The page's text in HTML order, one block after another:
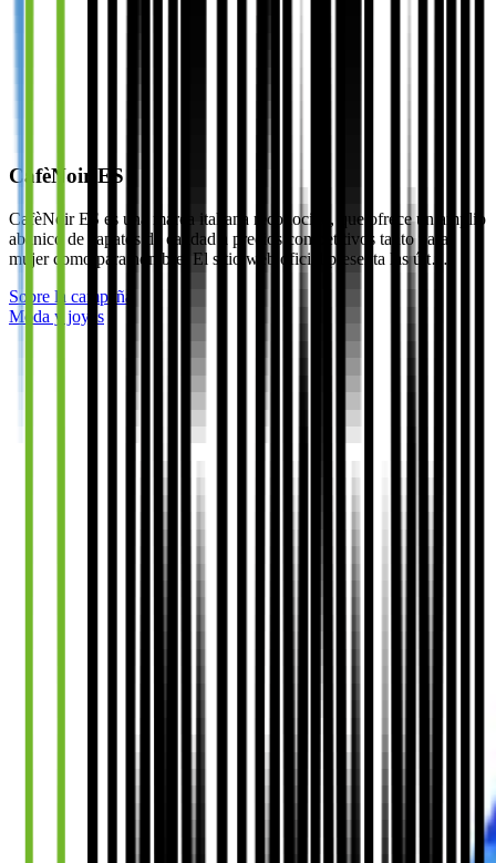
CafèNoir ES
CafèNoir ES es una marca italiana reconocida, que ofrece un amplio
abanico de zapatos de calidad a precios competitivos tanto para
mujer como para hombre. El sitio web oficial presenta las últ…
Sobre la campaña
Moda y joyas